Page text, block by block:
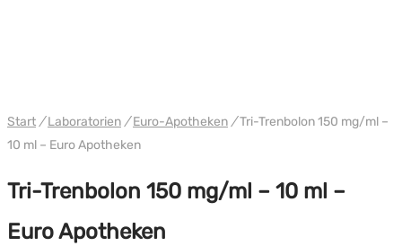
Start / Laboratorien / Euro-Apotheken /Tri-Trenbolon 150 mg/ml –
10 ml – Euro Apotheken
Tri-Trenbolon 150 mg/ml – 10 ml –
Euro Apotheken